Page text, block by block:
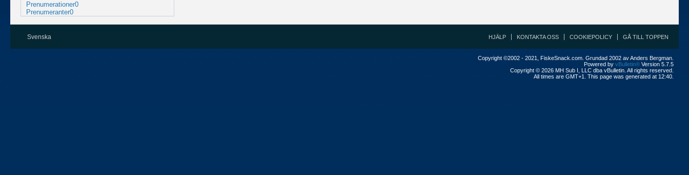
Prenumerationer0
Prenumeranter0
Svenska HJÄLP KONTAKTA OSS COOKIEPOLICY GÅ TILL TOPPEN
Copyright ©2002 - 2021, FiskeSnack.com. Grundad 2002 av Anders Bergman.
Powered by vBulletin® Version 5.7.5
Copyright © 2026 MH Sub I, LLC dba vBulletin. All rights reserved.
All times are GMT+1. This page was generated at 12:40.